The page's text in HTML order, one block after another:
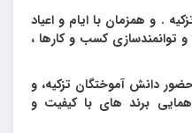
. و همزمان با ایام و اعیاد
توانمندسازی کسب و کارها ،
دانش آموختگان تزکیه، و
برند های با کیفیت و